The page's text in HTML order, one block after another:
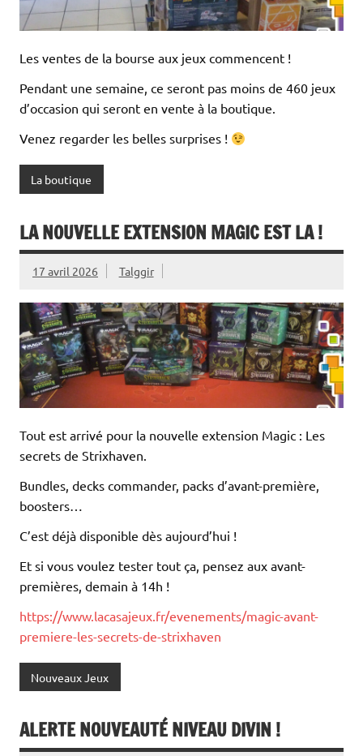
Les ventes de la bourse aux jeux commencent !
Pendant une semaine, ce seront pas moins de 460 jeux
d’occasion qui seront en vente à la boutique.
Venez regarder les belles surprises !
La boutique
LA NOUVELLE EXTENSION MAGIC EST LA !
17 avril 2026 Talggir
Tout est arrivé pour la nouvelle extension Magic : Les
secrets de Strixhaven.
Bundles, decks commander, packs d’avant-première,
boosters…
C’est déjà disponible dès aujourd’hui !
Et si vous voulez tester tout ça, pensez aux avant-
premières, demain à 14h !
https://www.lacasajeux.fr/evenements/magic-avant-
premiere-les-secrets-de-strixhaven
Nouveaux Jeux
ALERTE NOUVEAUTÉ NIVEAU DIVIN !